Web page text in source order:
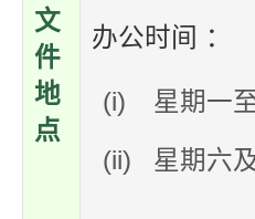
文
件
地
点
办公时间 ：
(i) 星期一
(ii) 星期六